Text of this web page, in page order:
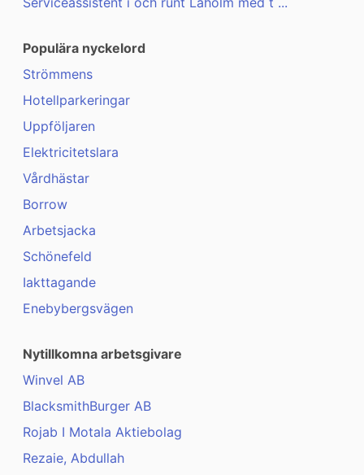
Populära nyckelord
Strömmens
Hotellparkeringar
Uppföljaren
Elektricitetslara
Vårdhästar
Borrow
Arbetsjacka
Schönefeld
Iakttagande
Enebybergsvägen
Nytillkomna arbetsgivare
Winvel AB
BlacksmithBurger AB
Rojab I Motala Aktiebolag
Rezaie, Abdullah